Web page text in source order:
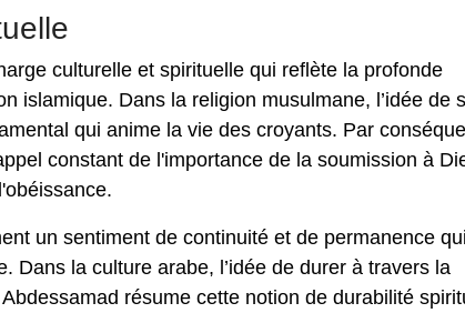
culturelle et spirituelle qui reflète la profonde
islamique. Dans la religion musulmane, l’idée de
qui anime la vie des croyants. Par
constant de l'importance de la soumission à
un sentiment de continuité et de permanence qui
Dans la culture arabe, l’idée de durer à travers la
résume cette notion de durabilité